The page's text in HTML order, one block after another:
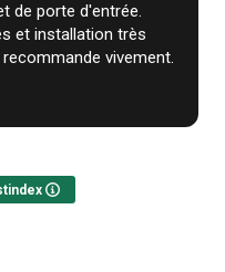
de porte d'entrée.
et installation très
vivement.